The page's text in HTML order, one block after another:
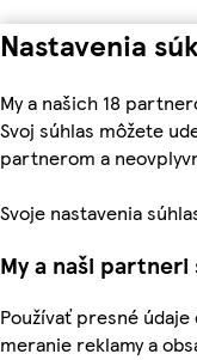
Nastavenia
My a našich 18
Svoj súhlas môžete
partnerom a
Svoje nastavenia
My a naši
Používať presné
meranie reklamy a